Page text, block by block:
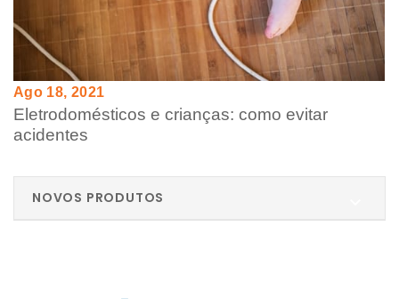
Ago 18, 2021
Eletrodomésticos e crianças: como evitar
acidentes
NOVOS PRODUTOS